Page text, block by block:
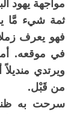
مواجهة يهود
ثمة شيء مَّا
فهو يعرف
في موقعه.
ويرتدي
من قَبْل.
سرحت به